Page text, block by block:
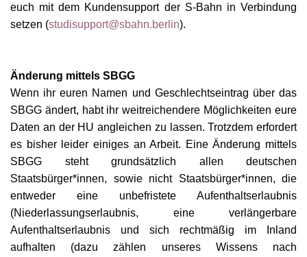
euch mit dem Kundensupport der S-Bahn in Verbindung
setzen (studisupport@sbahn.berlin).
Änderung mittels SBGG
Wenn ihr euren Namen und Geschlechtseintrag über das
SBGG ändert, habt ihr weitreichendere Möglichkeiten eure
Daten an der H U angleichen zu lassen. Trotzdem erfordert
es bisher leider einiges an Arbeit. Eine Änderung mittels
SBGG steht grundsätzlich allen deutschen
Staatsbürger*innen, sowie nicht Staatsbürger*innen, die
entweder eine unbefristete Aufenthaltserlaubnis
(Niederlassungserlaubnis, eine verlängerbare
Aufenthaltserlaubnis und sich rechtmäßig im Inland
aufhalten (dazu zählen unseres Wissens nach